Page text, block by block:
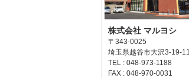
株式会社 マルヨシ
〒343-0025
埼玉県越谷市大沢3-19-11
TEL : 048-973-1188
FAX : 048-970-0031